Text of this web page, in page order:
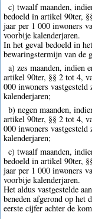
c) twaalf maanden,
bedoeld in artikel 90ter,
jaar per 1 000 inwoners
voorbije kalenderjaren.
In het geval bedoeld in
bewaringstermijn van de
a) zes maanden, indien
artikel 90ter, §§ 2 tot 4,
000 inwoners
kalenderjaren;
b) negen maanden,
artikel 90ter, §§ 2 tot 4,
000 inwoners
kalenderjaren;
c) twaalf maanden,
bedoeld in artikel 90ter,
jaar per 1 000 inwoners
voorbije kalenderjaren.
Het aldus vastgestelde
beneden afgerond op het
eerste cijfer achter de